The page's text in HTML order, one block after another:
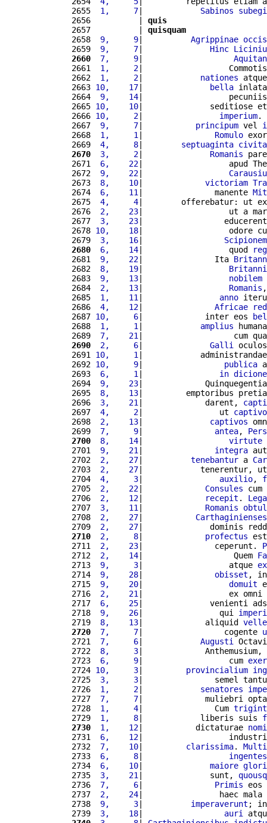
2655
1,     7| Sabinos
2656          | quis
2657          | quisquam
2658
9,     9| Agrippinae
2659
9,     7| Hinc
2660
7,     9|
2661
1,     2|
2662
1,     2| nationes
2663 10,    17| bella
2664
9,    14|                  pecuniis
2665 10,    10|              seditiose et
2666 10,     2| imperium.
2667
9,     7| principum vel
2668
1,     1 | Romulo
2669
4,     8| septuaginta
2670
3,     2| Romanis
2671
6,    22|                  apud
2672
9,    22|
2673
8,    10| victoriam
2674
6,    11 |               manente
2675
4,     4|        offerebatur: ut ex
2676
2,    23|                  ut a
2677
3,    23|
2678 10,    18|                  odore
2679
3,    16| Scipionem
2680
6,    14|                  quod
2681
9,    22|               Ita
2682
8,    19|
2683
9,    13| nobilem
2684
2,    13| Romanis
2685
1,    11 | anno
2686
4,    12| Africae
2687 10,     6|             inter eos
2688
1,     1 | amplius
2689
7,    21 |                   cum
2690
2,     6| Galli
2691 10,     1 |
2692 10,     9| publica
2693
6,     1 | in
2694
9,    23|
2695
8,    13|         emptoribus
2696
3,    21 |             darent,
2697
4,     2|                ut
2698
2,    13| captivos
2699
7,     9| antea,
2700
8,    14| virtute
2701
9,    21 | integra
2702
2,    27| tenebantur a
2703
2,    27|            tenerentur,
2704
4,     3| auxilio,
2705
2,    22| Consules
2706
2,    12| recepit .
2707
3,    11 | Romanis
2708
2,    27| Carthaginienses
2709
2,    27|              dominis
2710
2,     8| profectus
2711
2,    23|               ceperunt.
2712
2,    14|                   Quem
2713
9,     3|                  atque
2714
9,    28| obisset ,
2715
9,    20| domuit
2716
2,    21 |                  ex omni
2717
6,    25|              venienti
2718
9,    26|                qui
2719
8,    13|             aliquid
2720
7,     7|                 cogente
2721
7,     6| Augusti
2722
8,     3|             Anthemusium,
2723
6,     9|                  cum
2724 10,     3| provincialium
2725
3,     3|               semel
2726
1,     2| senatores
2727
7,     7|             muliebri
2728
1,     4|               Cum
2729
1,     8|            liberis suis
2730
1,    12|           dictaturae
2731
6,    12|
2732
7,    10| clarissima. Multi
2733
6,     8| ingentes
2734
6,    10| maiore
2735
3,    21 |              sunt,
2736
7,     6| Primis eos
2737
2,    24|                haec mala
2738
9,     3| imperaverunt ;
2739
3,    18| auri